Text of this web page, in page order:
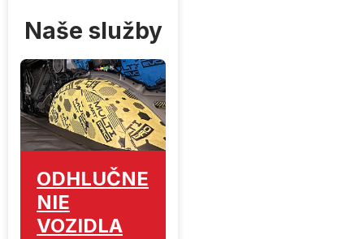
Naše služby
ODHLUČNE
NIE
VOZIDLA